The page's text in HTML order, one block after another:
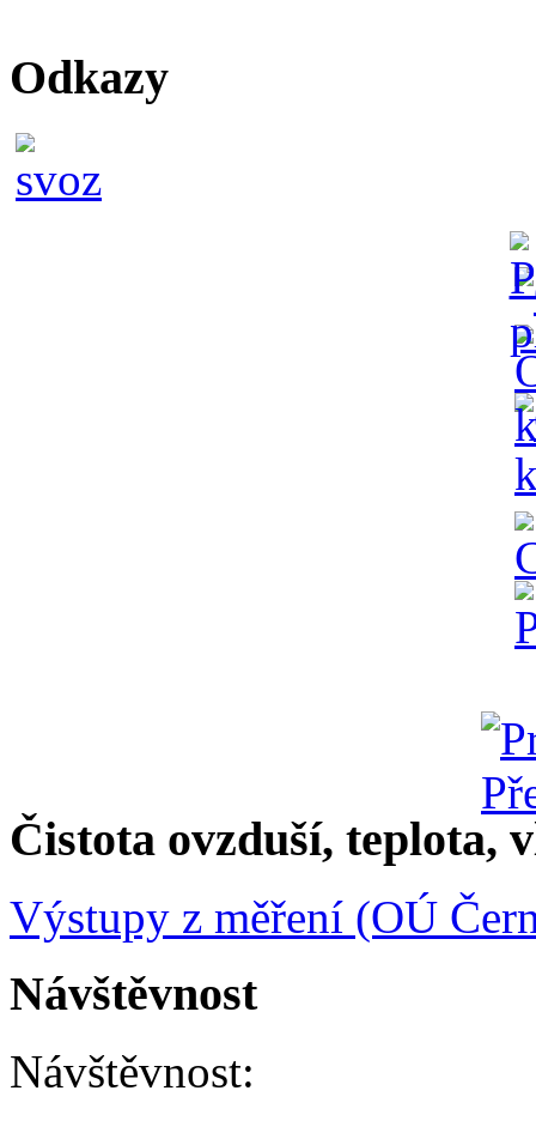
Odkazy
Čistota ovzduší, teplota,
Výstupy z měření (OÚ
Návštěvnost
Návštěvnost: